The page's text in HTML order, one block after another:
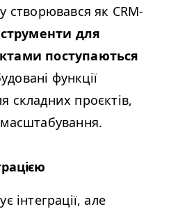
створювався як CRM-
для
поступаються
функції
складних проєктів,
інтеграції, але